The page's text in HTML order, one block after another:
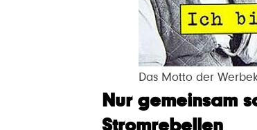
Das Motto der
Nur gemeinsam
Stromrebellen